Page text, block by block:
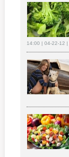
14:00 | 04-22-12 |